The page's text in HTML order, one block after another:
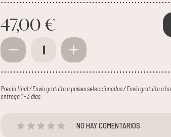
47,00 €
1
Precio final / Envío gratuito a países seleccionados / Envío gratuito a
entrega 1 - 3 días
NO HAY COMENTARIOS